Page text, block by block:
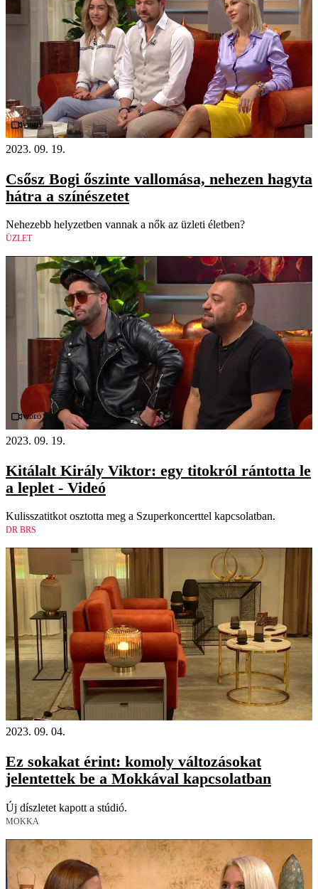
Videó
2023. 09. 19.
Csősz Bogi őszinte vallomása, nehezen hagyta
hátra a színészetet
Nehezebb helyzetben vannak a nők az üzleti életben?
ÜZLET
Videó
2023. 09. 19.
Kitálalt Király Viktor: egy titokról rántotta le
a leplet - Videó
Kulisszatitkot osztotta meg a Szuperkoncerttel kapcsolatban.
DR BRS
2023. 09. 04.
Ez sokakat érint: komoly változásokat
jelentettek be a Mokkával kapcsolatban
Új díszletet kapott a stúdió.
MOKKA